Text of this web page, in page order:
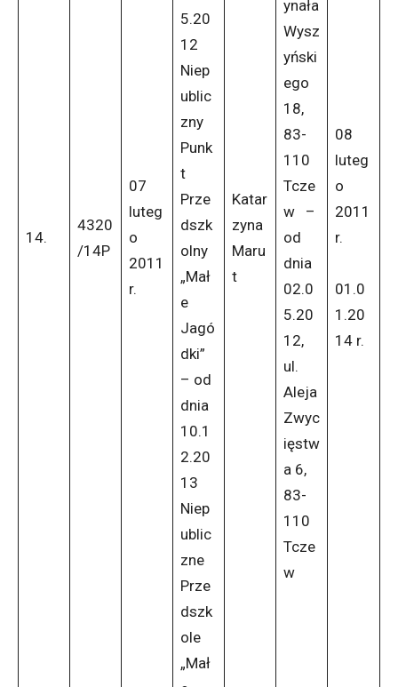
14.
4320
/14P
07
luteg
o
2011
r.
5.20
12
Niep
ublic
zny
Punk
t
Prze
dszk
olny
„Mał
e
Jagó
dki”
– od
dnia
10.1
2.20
13
Niep
ublic
zne
Prze
dszk
ole
„Mał
Katar
zyna
Maru
t
ynała
Wysz
yński
ego
18,
83-
110
Tcze
w –
od
dnia
02.0
5.20
12,
ul.
Aleja
Zwyc
ięstw
a 6,
83-
110
Tcze
w
08
luteg
o
2011
r.
01.0
1.20
14 r.